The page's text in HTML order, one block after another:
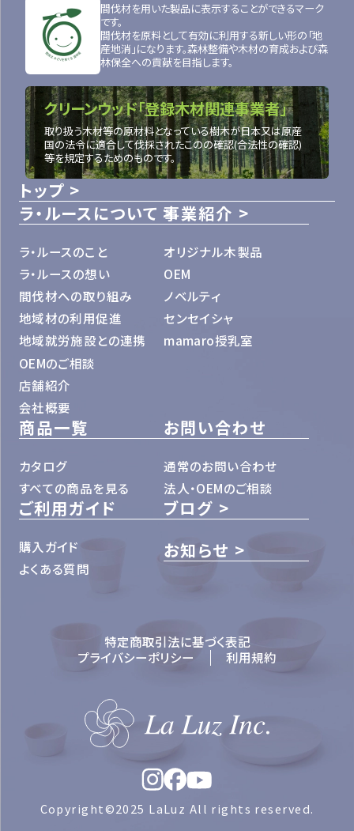
トップ
ラ・ルースについて
ラ・ルースのこと
ラ・ルースの想い
間伐材への取り組み
地域材の利用促進
地域就労施設との連携
OEMのご相談
店舗紹介
会社概要
事業紹介
オリジナル木製品
OEM
ノベルティ
センセイシャ
mamaro授乳室
商品一覧
カタログ
すべての商品を見る
お問い合わせ
通常のお問い合わせ
法人・OEMのご相談
ご利用ガイド
購入ガイド
よくある質問
ブログ
お知らせ
間伐材を用いた製品に表示することができるマーク
です。
間伐材を原料として有効に利用する新しい形の「地
産地消」になります。森林整備や木材の育成および森
林保全への貢献を目指します。
クリーンウッド「登録木材関連事業者」
取り扱う木材等の原材料となっている樹木が日本又は原産
国の法令に適合して伐採されたこのの確認(合法性の確認)
等を規定するためのものです。
特定商取引法に基づく表記
プライバシーポリシー
利用規約
Copyright©2025 LaLuz All rights reserved.